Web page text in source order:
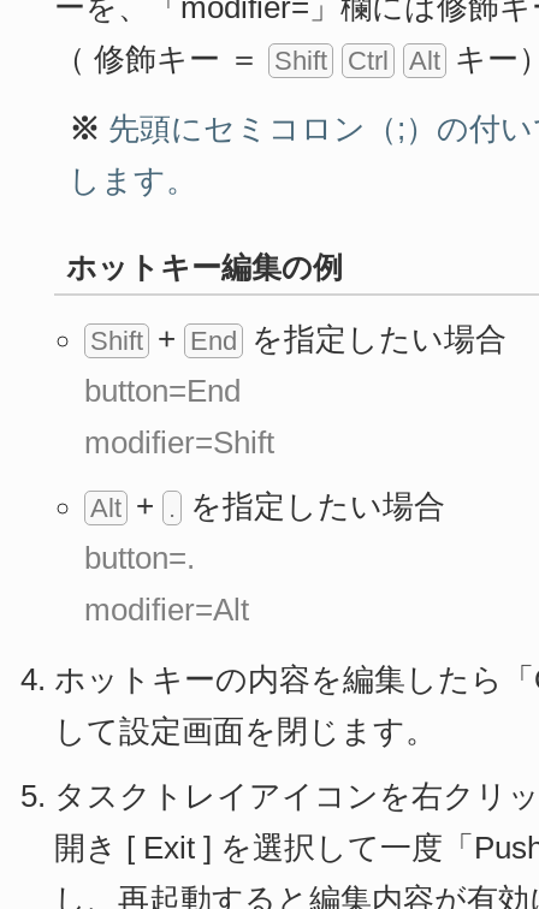
（ 修飾キー ＝
Shift Ctrl Alt キー
※ 先頭にセミコロン（;）の付
します。
ホットキー編集の例
Shift + End
を指定したい場合
button=End
modifier=Shift
Alt + .
を指定したい場合
button=.
modifier=Alt
ホットキーの内容を編集したら
して設定画面を閉じます。
タスクトレイアイコンを右クリ
開き [ Exit ] を選択して一度「
し、再起動すると編集内容が有